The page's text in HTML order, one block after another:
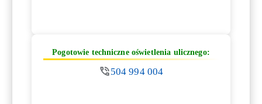
Pogotowie techniczne oświetlenia ulicznego:
504 994 004